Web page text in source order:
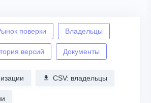
поверки Владельцы
версий Документы
CSV: владельцы